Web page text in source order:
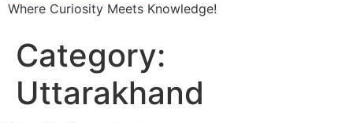
Where Curiosity Meets Knowledge!
Category:
Uttarakhand